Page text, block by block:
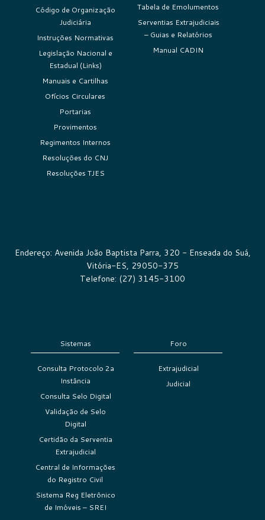
Código de Organização
Judiciária
Instruções Normativas
Legislação Nacional e
Estadual (Links)
Manuais e Cartilhas
Ofícios Circulares
Portarias
Provimentos
Regimentos Internos
Resoluções do CNJ
Resoluções TJES
Tabela de Emolumentos
Serventias Extrajudiciais
– Guias e Relatórios
Manual CADIN
Endereço: Avenida João Baptista Parra, 320 - Enseada do Suá,
Vitória-ES, 29050-375
Telefone: (27) 3145-3100
Sistemas
Consulta Protocolo 2a
Instância
Consulta Selo Digital
Validação de Selo
Digital
Certidão da Serventia
Extrajudicial
Central de Informações
do Registro Civil
Sistema Reg Eletrônico
de Imóveis – SREI
Foro
Extrajudicial
Judicial